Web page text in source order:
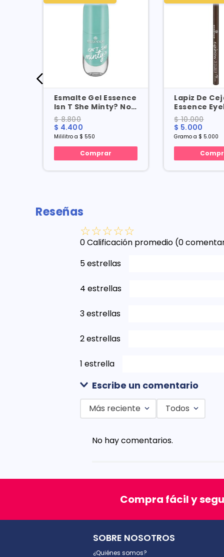
Esmalte Gel Essence
Isn T She Minty? No.
40 X 8 Ml
$ 8.800
$ 4.400
Mililitro a $ 550
Comprar
Lapiz De
Essence
Designer 02
1 Gr
$ 10.000
$ 5.000
Gramo a $ 5.000
Reseñas
☆☆☆☆☆
0 Calificación promedio (0
5 estrellas
4 estrellas
3 estrellas
2 estrellas
1 estrella
Escribe un comentario
Título
★★★★
Tu nombre
Más reciente Todos
No hay comentarios.
Compra fácil y
SOBRE NOSOTROS
¿Quiénes somos?